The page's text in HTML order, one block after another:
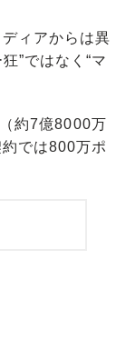
ィアからは異
”ではなく“マ
約7億8000万
では800万ポ